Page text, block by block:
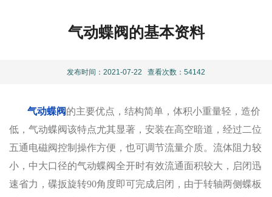
气动蝶阀的基本资料
发布时间：2021-07-22 查看次数：54142
气动蝶阀的主要优点，结构简单，体积小重量轻，造价
低，气动蝶阀该特点尤其显著，安装在高空暗道，经过二位
五通电磁阀控制操作方便，也可调节流量介质。流体阻力较
小，中大口径的气动蝶阀全开时有效流通面积较大，启闭迅
速省力，碟扳旋转90角度即可完成启闭，由于转轴两侧蝶板